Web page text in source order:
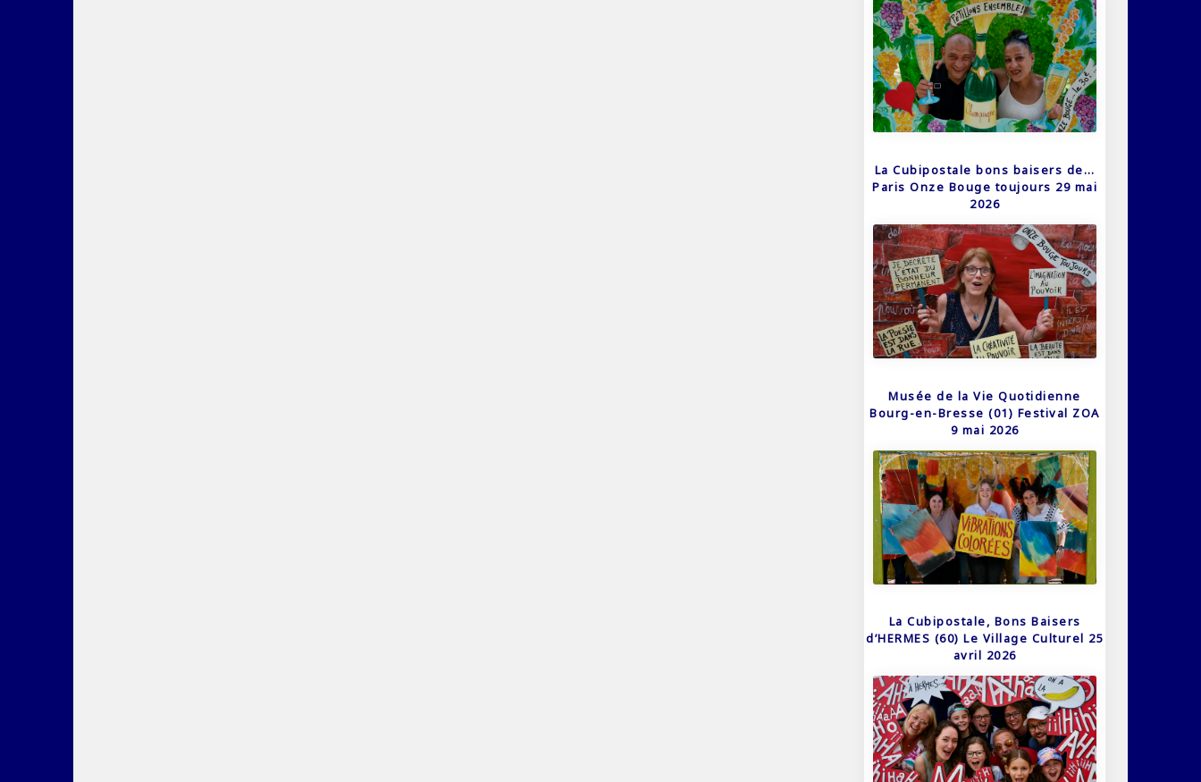
La Cubipostale bons baisers de…
Paris Onze Bouge toujours 29 mai
2026
Musée de la Vie Quotidienne
Bourg-en-Bresse (01) Festival ZOA
9 mai 2026
La Cubipostale, Bons Baisers
d’HERMES (60) Le Village Culturel 25
avril 2026